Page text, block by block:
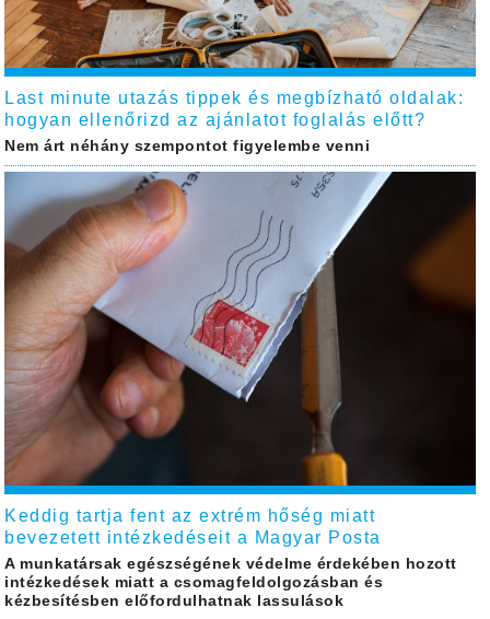
Last minute utazás tippek és megbízható oldalak:
hogyan ellenőrizd az ajánlatot foglalás előtt?
Nem árt néhány szempontot figyelembe venni
Keddig tartja fent az extrém hőség miatt
bevezetett intézkedéseit a Magyar Posta
A munkatársak egészségének védelme érdekében hozott
intézkedések miatt a csomagfeldolgozásban és
kézbesítésben előfordulhatnak lassulások